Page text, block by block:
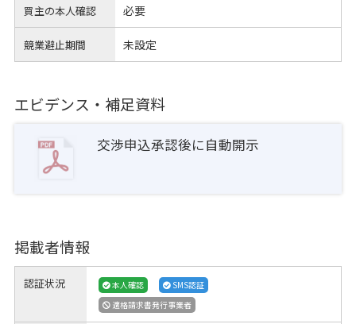
買主の本人確認 必要
競業避止期間 未設定
エビデンス・補足資料
交渉申込承認後に自動開示
掲載者情報
認証状況 本人確認
SMS認証
適格請求書発行事業者